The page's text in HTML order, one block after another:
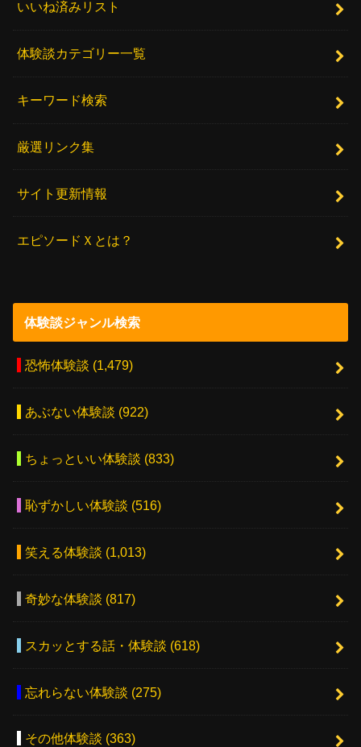
いいね済みリスト
体験談カテゴリー一覧
キーワード検索
厳選リンク集
サイト更新情報
エピソードＸとは？
体験談ジャンル検索
恐怖体験談 (1,479)
あぶない体験談 (922)
ちょっといい体験談 (833)
恥ずかしい体験談 (516)
笑える体験談 (1,013)
奇妙な体験談 (817)
スカッとする話・体験談 (618)
忘れらない体験談 (275)
その他体験談 (363)